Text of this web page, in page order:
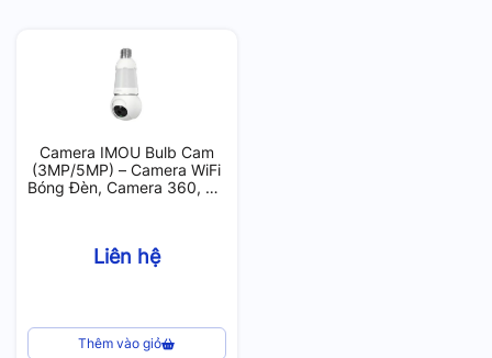
Camera IMOU Bulb Cam
(3MP/5MP) – Camera WiFi
Bóng Đèn, Camera 360, Có
Liên hệ
Thêm vào giỏ